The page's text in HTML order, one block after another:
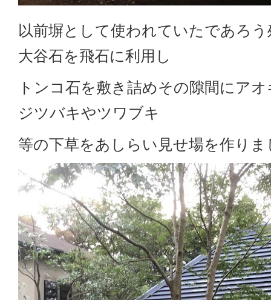
以前塀として使われていたであろ
大谷石を飛石に利用し
トンコ石を敷き詰めその隙間にア
ジツバキやツワブキ
等の下草をあしらい見せ場を作りま